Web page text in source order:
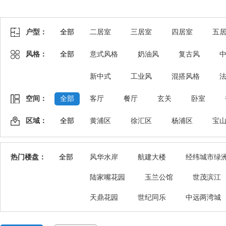
户型： 全部 二居室 三居室 四居室 五
风格： 全部 意式风格 奶油风 复古风
新中式 工业风 混搭风格
空间： 全部 客厅 餐厅 玄关 卧室
区域： 全部 黄浦区 徐汇区 杨浦区 宝
热门楼盘： 全部 风华水岸 航建大楼 经纬城市绿
陆家嘴花园 玉兰公馆 世茂滨江
天鼎花园 世纪同乐 中远两湾城